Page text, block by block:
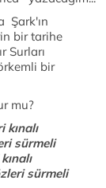
Şark'ın
bir tarihe
Surları
bir
mu?
sürmeli
sürmeli